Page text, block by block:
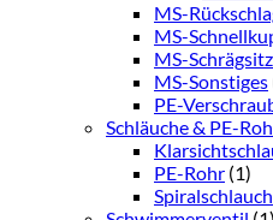
MS-
MS-
MS-
MS-Sonstiges
PE-
Schläuche & PE-
PE-Rohr (1)
Spiralschlauch